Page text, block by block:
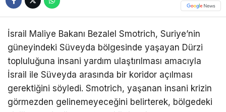
İsrail Maliye Bakanı Bezalel Smotrich, Suriye’nin
güneyindeki Süveyda bölgesinde yaşayan Dürzi
topluluğuna insani yardım ulaştırılması amacıyla
İsrail ile Süveyda arasında bir koridor açılması
gerektiğini söyledi. Smotrich, yaşanan insani krizin
görmezden gelinemeyeceğini belirterek, bölgedeki